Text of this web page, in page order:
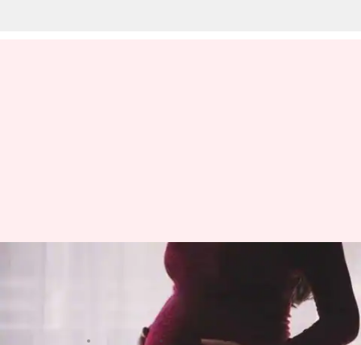
यूट्यूब वीडियो देख खुद से डिलीवरी
की कोशिश कर रही अविवाहित
Mar 12, 2019 12:13 pm